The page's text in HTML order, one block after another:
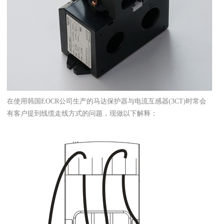
在使用韩国EOCR公司生产的马达保护器与电流互感器(3CT)时常会
有客户提到线缆走线方式的问题，现做以下解释：